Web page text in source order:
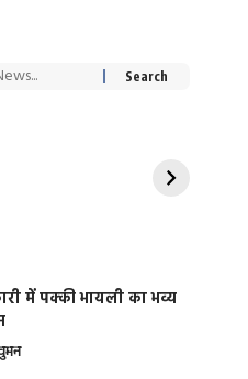
रोज एक कच्चे लहसुन
में पक्की भायली का भव्य